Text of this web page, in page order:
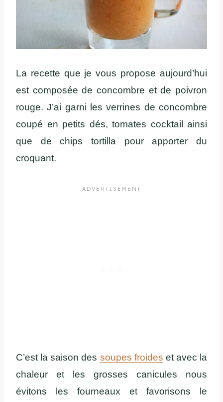
La recette que je vous propose aujourd’hui
est composée de concombre et de poivron
rouge. J’ai garni les verrines de concombre
coupé en petits dés, tomates cocktail ainsi
que de chips tortilla pour apporter du
croquant.
C’est la saison des soupes froides et avec la
chaleur et les grosses canicules nous
évitons les fourneaux et favorisons le